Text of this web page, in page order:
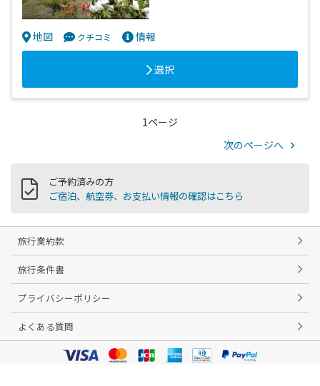
地図 クチコミ 情報
選択
1ページ
次のページへ
ご予約済みの方
ご宿泊、航空券、お支払い情報の確認はこちら
旅行業約款
旅行条件書
プライバシーポリシー
よくある質問